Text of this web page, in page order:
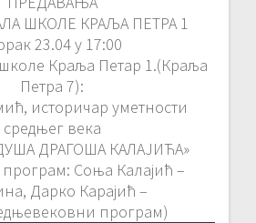
ШКОЛЕ КРАЉА ПЕТРА 1
23.04 у 17:00
Краља Петар 1.(Краља
Петра 7):
историчар уметности
средњег века
ДРАГОША КАЛАЈИЋА»
Соња Калајић –
Дарко Карајић –
програм)